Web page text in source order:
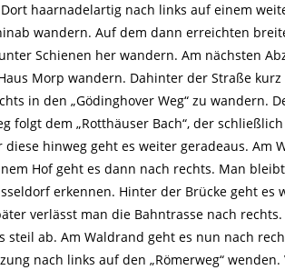
haarnadelartig nach links auf einem
wandern. Auf dem dann erreichten
Schienen her wandern. Am nächsten
Morp wandern. Dahinter der Straße
in den „Gödinghover Weg“ zu wandern.
folgt dem „Rotthäuser Bach“, der schließlich
diese hinweg geht es weiter geradeaus. Am
Hof geht es dann nach rechts. Man
erkennen. Hinter der Brücke geht es
verlässt man die Bahntrasse nach
ab. Am Waldrand geht es nun nach
nach links auf den „Römerweg“ wenden.